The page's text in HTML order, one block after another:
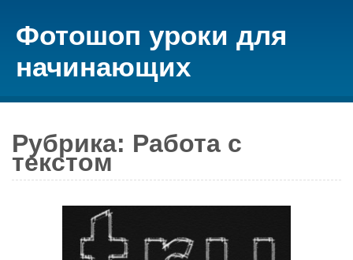
Фотошоп уроки для
начинающих
Рубрика: Работа с
текстом